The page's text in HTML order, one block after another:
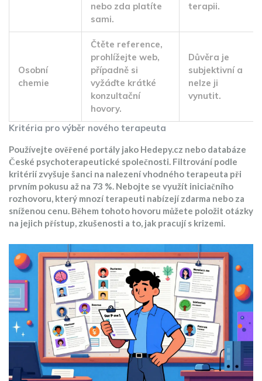
Kritéria pro výběr nového terapeuta
nebo zda platíte
sami.
terapii.
Osobní
chemie
Čtěte reference,
prohlížejte web,
případně si
vyžáďte krátké
konzultační
hovory.
Důvěra je
subjektivní a
nelze ji
vynutit.
Používejte ověřené portály jako Hedepy.cz nebo databáze
České psychoterapeutické společnosti. Filtrování podle
kritérií zvyšuje šanci na nalezení vhodného terapeuta při
prvním pokusu až na 73 %. Nebojte se využít iniciačního
rozhovoru, který mnozí terapeuti nabízejí zdarma nebo za
sníženou cenu. Během tohoto hovoru můžete položit otázky
na jejich přístup, zkušenosti a to, jak pracují s krizemi.